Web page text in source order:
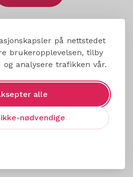
på nettstedet
brukeropplevelsen, tilby
analysere trafikken vår.
alle
nødvendige